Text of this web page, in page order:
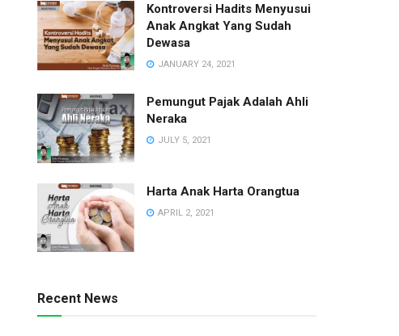
Kontroversi Hadits Menyusui
Anak Angkat Yang Sudah
Dewasa
JANUARY 24, 2021
Pemungut Pajak Adalah Ahli
Neraka
JULY 5, 2021
Harta Anak Harta Orangtua
APRIL 2, 2021
Recent News